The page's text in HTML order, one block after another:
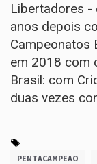
Libertadores -
anos depois
Campeonatos
em 2018 com
Brasil: com
duas vezes
PENTACAMPEAO